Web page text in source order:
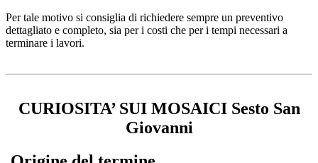
Per tale motivo si consiglia di richiedere sempre un preventivo
dettagliato e completo, sia per i costi che per i tempi necessari a
terminare i lavori.
CURIOSITA’ SUI MOSAICI Sesto San
Giovanni